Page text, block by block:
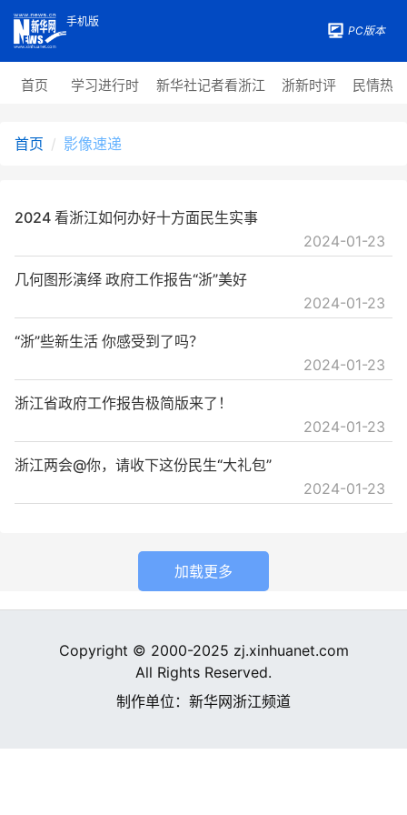
手机版
PC版本
首页 学习进行时 新华社记者看浙江 浙新时评 民情热线
首页 影像速递
2024-01-23
2024 看浙江如何办好十方面民生实事
2024-01-23
几何图形演绎 政府工作报告“浙”美好
2024-01-23
“浙”些新生活 你感受到了吗？
2024-01-23
浙江省政府工作报告极简版来了！
2024-01-23
浙江两会@你，请收下这份民生“大礼包”
加载更多
Copyright © 2000-2025 zj.xinhuanet.com
All Rights Reserved.
制作单位：新华网浙江频道